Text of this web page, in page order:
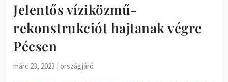
Jelentős víziközmű-
rekonstrukciót hajtanak végre
Pécsen
márc 23, 2023 |országjáró